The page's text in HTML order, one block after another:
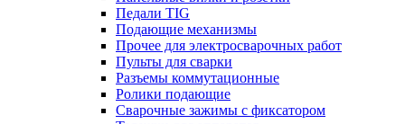
Педали TIG
Подающие механизмы
Прочее для электросварочных работ
Пульты для сварки
Разъемы коммутационные
Ролики подающие
Сварочные зажимы с фиксатором